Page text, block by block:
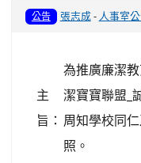
公告 張志成- 人事室
主
旨：
為推廣廉潔
潔寶寶聯盟_
周知學校同
照。